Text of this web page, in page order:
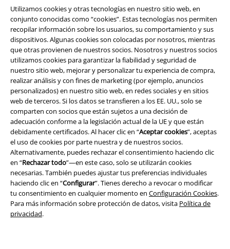
Utilizamos cookies y otras tecnologías en nuestro sitio web, en
conjunto conocidas como “cookies”. Estas tecnologías nos permiten
recopilar información sobre los usuarios, su comportamiento y sus
dispositivos. Algunas cookies son colocadas por nosotros, mientras
que otras provienen de nuestros socios. Nosotros y nuestros socios
utilizamos cookies para garantizar la fiabilidad y seguridad de
nuestro sitio web, mejorar y personalizar tu experiencia de compra,
realizar análisis y con fines de marketing (por ejemplo, anuncios
personalizados) en nuestro sitio web, en redes sociales y en sitios
web de terceros. Si los datos se transfieren a los EE. UU., solo se
comparten con socios que están sujetos a una decisión de
adecuación conforme a la legislación actual de la UE y que están
debidamente certificados. Al hacer clic en “Aceptar cookies”, aceptas
el uso de cookies por parte nuestra y de nuestros socios.
Alternativamente, puedes rechazar el consentimiento haciendo clic
en “Rechazar todo”—en este caso, solo se utilizarán cookies
necesarias. También puedes ajustar tus preferencias individuales
haciendo clic en “Configurar”. Tienes derecho a revocar o modificar
tu consentimiento en cualquier momento en Configuración Cookies.
Para más información sobre protección de datos, visita Política de
privacidad.
Legal
Términos y Condiciones
Aviso Legal
Ley protección de datos
Eliminación de residuos y protección del medioambiente
Declaración de Conformidad